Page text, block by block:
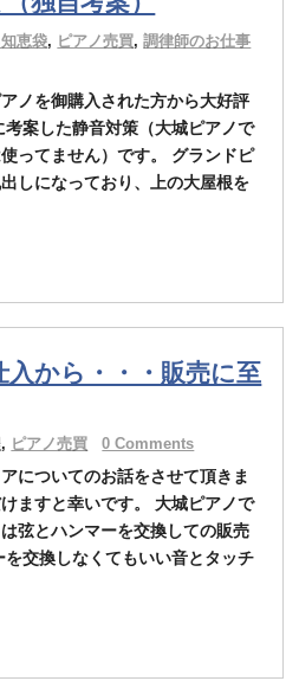
恵袋, ピアノ売買,調律師のお仕事
ノを御購入された方から大好評
案した静音対策（大城ピアノで
ってません）です。 グランドピ
しになっており、上の大屋根を
から・・・販売に至
, ピアノ売買 0 Comments
についてのお話をさせて頂きま
ますと幸いです。 大城ピアノで
弦とハンマーを交換しての販売
交換しなくてもいい音とタッチ